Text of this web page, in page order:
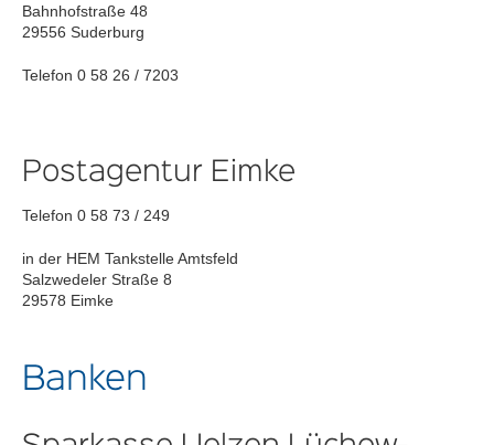
Bahnhofstraße 48
29556 Suderburg
Telefon 0 58 26 / 7203
Postagentur Eimke
Telefon 0 58 73 / 249
in der HEM Tankstelle Amtsfeld
Salzwedeler Straße 8
29578 Eimke
Banken